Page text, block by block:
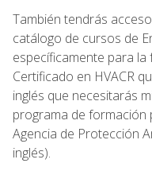
También tendrás
catálogo de cursos de
específicamente para
Certificado en HVACR
inglés que necesitarás
programa de formación
Agencia de Protección
inglés).